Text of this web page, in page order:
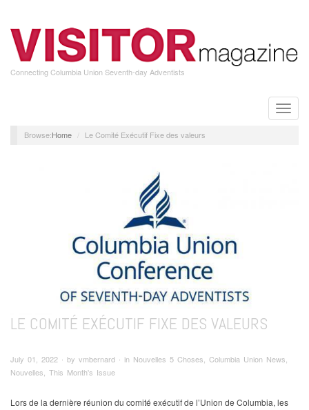
main
content
Connecting Columbia Union Seventh-day Adventists
Toggle
Home Le Comité Exécutif Fixe des valeurs
LE COMITÉ EXÉCUTIF FIXE DES VALEURS
July 01, 2022 ∙ by vmbernard ∙ in Nouvelles 5 Choses, Columbia Union News,
Nouvelles, This Month's Issue
Lors de la dernière réunion du comité exécutif de l’Union de Columbia, les